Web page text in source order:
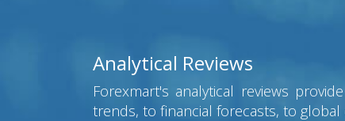
Analytical Reviews
Forexmart's analytical reviews
trends, to financial forecasts, to